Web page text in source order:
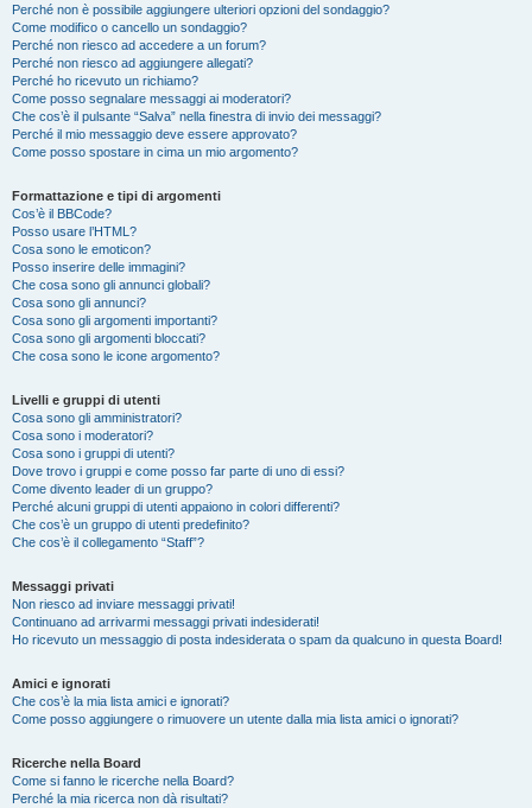
Perché non è possibile aggiungere ulteriori opzioni del sondaggio?
Come modifico o cancello un sondaggio?
Perché non riesco ad accedere a un forum?
Perché non riesco ad aggiungere allegati?
Perché ho ricevuto un richiamo?
Come posso segnalare messaggi ai moderatori?
Che cos’è il pulsante “Salva” nella finestra di invio dei messaggi?
Perché il mio messaggio deve essere approvato?
Come posso spostare in cima un mio argomento?
Formattazione e tipi di argomenti
Cos’è il BBCode?
Posso usare l’HTML?
Cosa sono le emoticon?
Posso inserire delle immagini?
Che cosa sono gli annunci globali?
Cosa sono gli annunci?
Cosa sono gli argomenti importanti?
Cosa sono gli argomenti bloccati?
Che cosa sono le icone argomento?
Livelli e gruppi di utenti
Cosa sono gli amministratori?
Cosa sono i moderatori?
Cosa sono i gruppi di utenti?
Dove trovo i gruppi e come posso far parte di uno di essi?
Come divento leader di un gruppo?
Perché alcuni gruppi di utenti appaiono in colori differenti?
Che cos’è un gruppo di utenti predefinito?
Che cos’è il collegamento “Staff”?
Messaggi privati
Non riesco ad inviare messaggi privati!
Continuano ad arrivarmi messaggi privati indesiderati!
Ho ricevuto un messaggio di posta indesiderata o spam da qualcuno in questa Board!
Amici e ignorati
Che cos’è la mia lista amici e ignorati?
Come posso aggiungere o rimuovere un utente dalla mia lista amici o ignorati?
Ricerche nella Board
Come si fanno le ricerche nella Board?
Perché la mia ricerca non dà risultati?